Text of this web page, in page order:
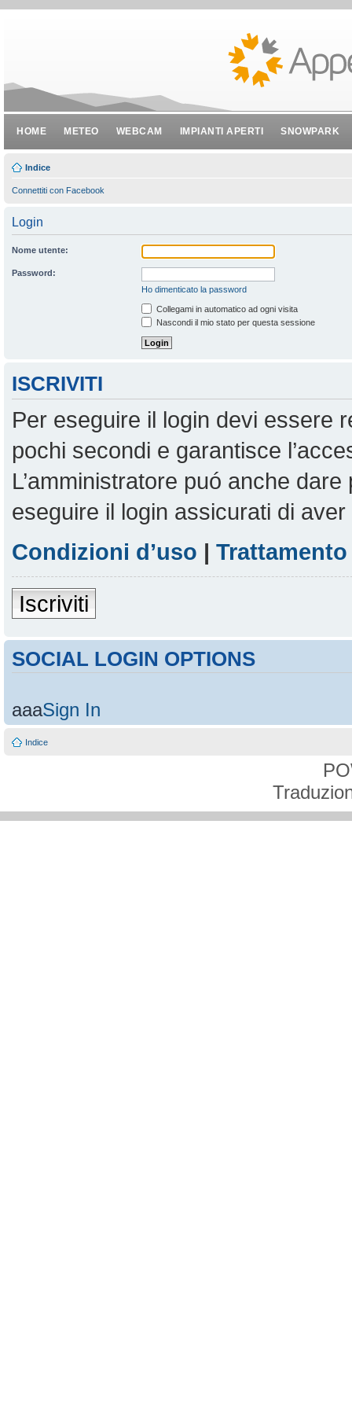
HOME METEO WEBCAM IMPIANTI APERTI SNOWPARK
Indice
Connettiti con Facebook
Login
Nome utente:
Password:
Ho dimenticato la password
Collegami in automatico ad ogni visita
Nascondi il mio stato per questa sessione
ISCRIVITI
Per eseguire il login devi essere
pochi secondi e garantisce
L’amministratore puó anche
eseguire il login assicurati di
Condizioni d’uso |
Iscriviti
SOCIAL LOGIN OPTIONS
aaaSign In
Indice